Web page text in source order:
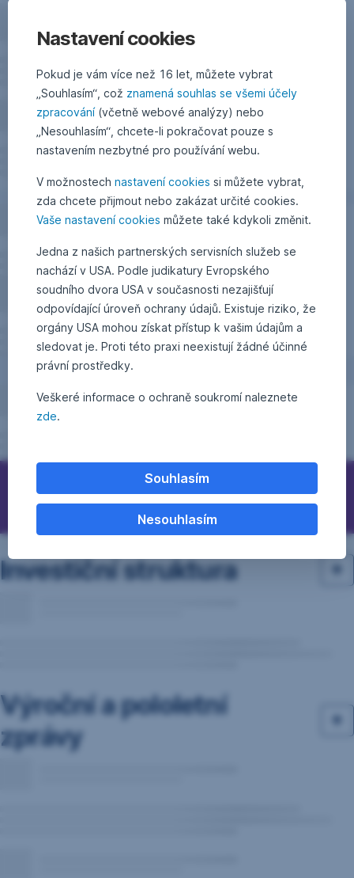
Otázky, podněty, nápady?
Investiční struktura
Výroční a pololetní
zprávy
Nastavení cookies
Pokud je vám více než 16 let, můžete vybrat
„Souhlasím“, což znamená souhlas se všemi účely
zpracování(včetně webové analýzy) nebo
„Nesouhlasím“, chcete-li pokračovat pouze s
nastavením nezbytné pro používání webu.
V možnostech nastavení cookies si můžete vybrat,
zda chcete přijmout nebo zakázat určité cookies.
Vaše nastavení cookies můžete také kdykoli změnit.
Jedna z našich partnerských servisních služeb se
nachází v USA. Podle judikatury Evropského
soudního dvora USA v současnosti nezajišťují
odpovídající úroveň ochrany údajů. Existuje riziko, že
orgány USA mohou získat přístup k vašim údajům a
sledovat je. Proti této praxi neexistují žádné účinné
právní prostředky.
Veškeré informace o ochraně soukromí naleznete
zde.
Souhlasím
Nesouhlasím